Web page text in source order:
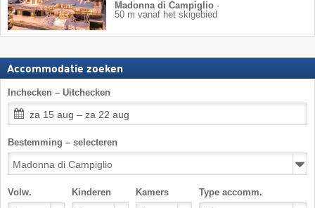
Madonna di Campiglio ·
50 m vanaf het skigebied
Accommodatie zoeken
Inchecken – Uitchecken
za 15 aug – za 22 aug
Bestemming – selecteren
Volw. Kinderen Kamers Type accomm.